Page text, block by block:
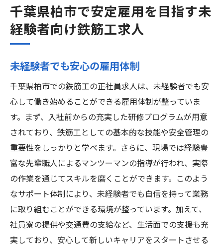
千葉県柏市で安定雇用を目指す未
経験者向け鉄筋工求人
未経験者でも安心の雇用体制
千葉県柏市での鉄筋工の正社員求人は、未経験者でも安
心して働き始めることができる雇用体制が整っていま
す。まず、入社前からの充実した研修プログラムが用意
されており、鉄筋工としての基本的な技能や安全管理の
重要性をしっかりと学べます。さらに、現場では経験豊
富な先輩職人によるマンツーマンの指導が行われ、実際
の作業を通じてスキルを磨くことができます。このよう
なサポート体制により、未経験者でも自信を持って業務
に取り組むことができる環境が整っています。加えて、
社員寮の提供や交通費の支給など、生活面での支援も充
実しており、安心して新しいキャリアをスタートさせる